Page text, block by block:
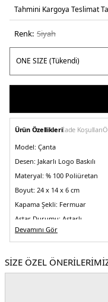
Tahmini Kargoya Teslimat
Renk: si̇yah
Ürün Özellikleriİade Koşulları
Model: Çanta
Desen: Jakarlı Logo Baskılı
Materyal: % 100 Poliüretan
Boyut: 24 x 14 x 6 cm
Kapama Şekli: Fermuar
Astar Durumu: Astarlı
Askı Türü:Zincir Askılı
Detaylar: - Logolu
5DE2HWGG9663170BLA.07
Devamını Gör
SİZE ÖZEL